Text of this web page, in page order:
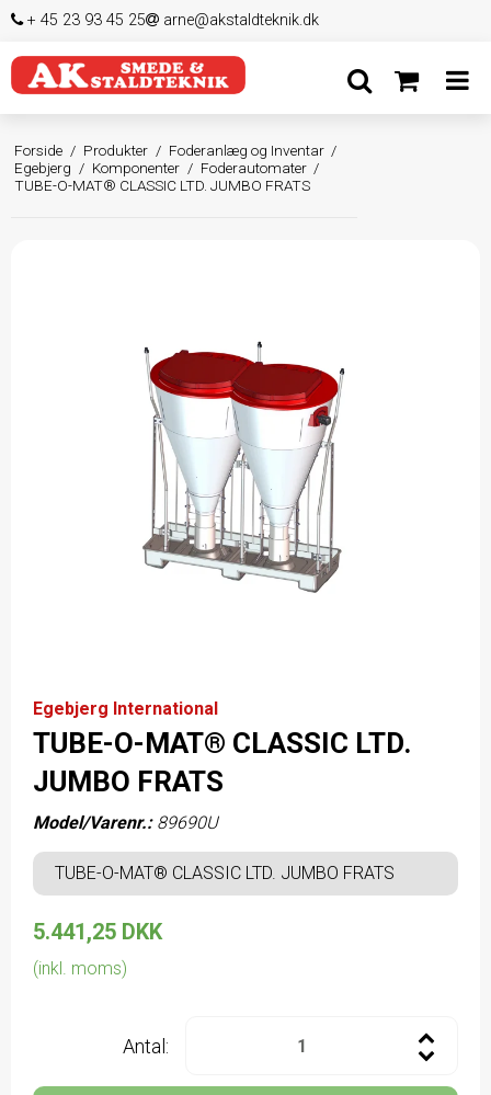
+ 45 23 93 45 25 arne@akstaldteknik.dk
Forside / Produkter / Foderanlæg og Inventar /
Egebjerg / Komponenter / Foderautomater /
TUBE-O-MAT® CLASSIC LTD. JUMBO FRATS
Egebjerg International
TUBE-O-MAT® CLASSIC LTD.
JUMBO FRATS
Model/Varenr.: 89690U
TUBE-O-MAT® CLASSIC LTD. JUMBO FRATS
5.441,25 DKK
(inkl. moms)
Antal: